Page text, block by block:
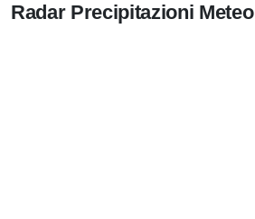
Radar Precipitazioni Meteo